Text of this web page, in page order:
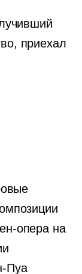
приехал
опера на
Пуа